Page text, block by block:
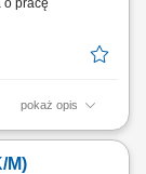
o pracę
pokaż opis
135 lub
M)